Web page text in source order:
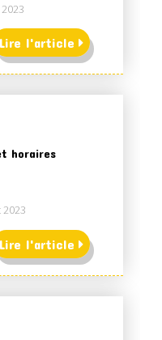
Lire l'article
horaires
2023
Lire l'article